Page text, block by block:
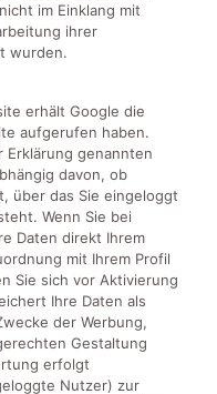
im Einklang mit
ihrer
wurden.
erhält Google die
aufgerufen haben.
genannten
davon, ob
über das Sie eingeloggt
Wenn Sie bei
Daten direkt Ihrem
mit Ihrem Profil
Sie sich vor Aktivierung
Ihre Daten als
der Werbung,
Gestaltung
erfolgt
Nutzer) zur